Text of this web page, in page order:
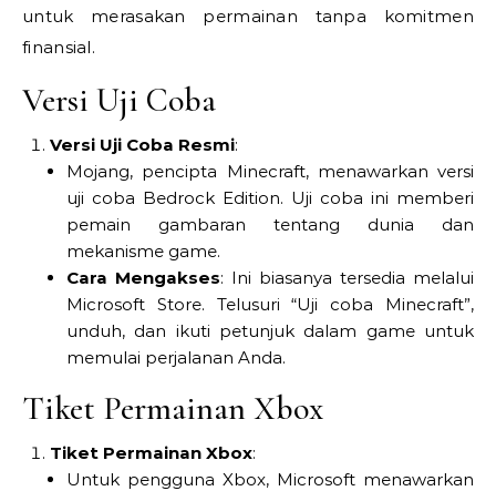
untuk merasakan permainan tanpa komitmen
finansial.
Versi Uji Coba
Versi Uji Coba Resmi:
Mojang, pencipta Minecraft, menawarkan versi
uji coba Bedrock Edition. Uji coba ini memberi
pemain gambaran tentang dunia dan
mekanisme game.
Cara Mengakses: Ini biasanya tersedia melalui
Microsoft Store. Telusuri “Uji coba Minecraft”,
unduh, dan ikuti petunjuk dalam game untuk
memulai perjalanan Anda.
Tiket Permainan Xbox
Tiket Permainan Xbox:
Untuk pengguna Xbox, Microsoft menawarkan